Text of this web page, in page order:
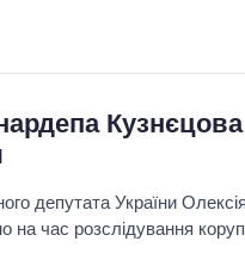
депутата України
на час розслідування